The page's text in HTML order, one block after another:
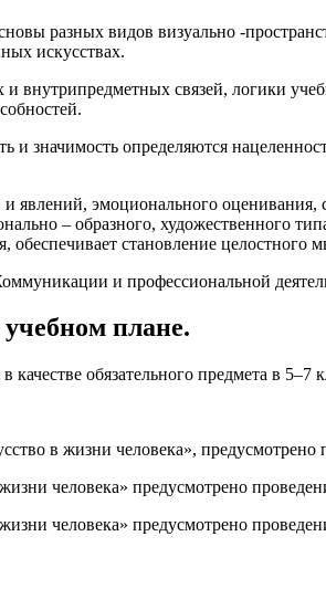
разных видов визуально -
искусствах.
внутрипредметных связей, логики
значимость определяются
эмоционального
– образного, художественного
становление целостного
и профессиональной
плане.
обязательного предмета в
в жизни человека», предусмотрено
человека» предусмотрено
человека» предусмотрено